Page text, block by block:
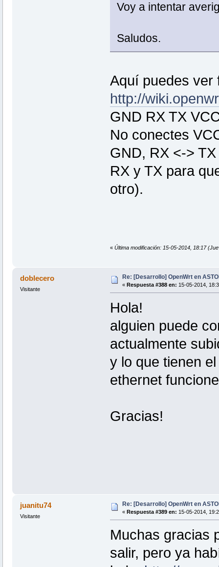
Voy a intentar
Saludos.
Aquí puedes ver
http://
GND RX TX
No conectes
GND, RX <->
RX y TX para
otro).
« Última modificación: 15-05-2014, 18:17
doblecero
Visitante
Re: [Desarrollo] OpenWrt en
« Respuesta #388 en: 15-05-2014,
Hola!
alguien puede
actualmente
y lo que tienen
ethernet
Gracias!
juanitu74
Visitante
Re: [Desarrollo] OpenWrt en
« Respuesta #389 en: 15-05-2014,
Muchas gracias
salir, pero ya